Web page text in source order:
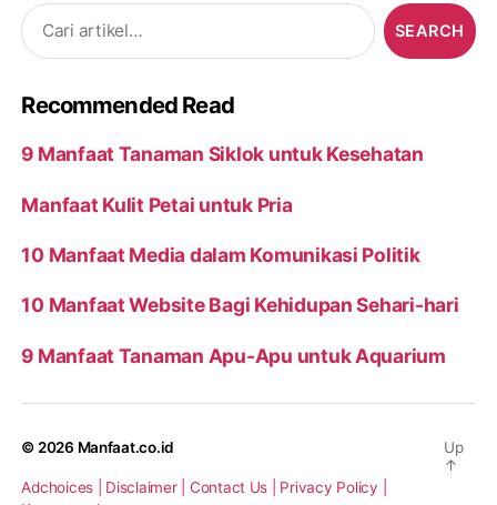
Search
for:
Recommended Read
9 Manfaat Tanaman Siklok untuk Kesehatan
Manfaat Kulit Petai untuk Pria
10 Manfaat Media dalam Komunikasi Politik
10 Manfaat Website Bagi Kehidupan Sehari-hari
9 Manfaat Tanaman Apu-Apu untuk Aquarium
© 2026 Manfaat.co.id
Adchoices | Disclaimer | Contact Us | Privacy Policy |
Up
↑